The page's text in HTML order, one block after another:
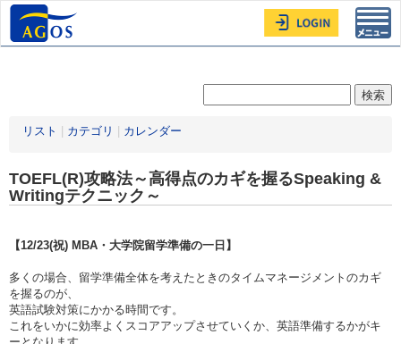
リスト カテゴリ カレンダー
TOEFL(R)攻略法～高得点のカギを握るSpeaking &
Writingテクニック～
【12/23(祝) MBA・大学院留学準備の一日】
多くの場合、留学準備全体を考えたときのタイムマネージメントのカギ
を握るのが、
英語試験対策にかかる時間です。
これをいかに効率よくスコアアップさせていくか、英語準備するかがキ